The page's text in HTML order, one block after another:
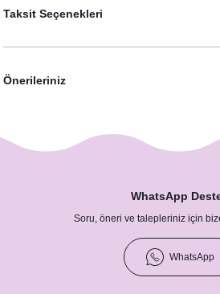
Taksit Seçenekleri
Önerileriniz
WhatsApp
Soru, öneri ve talepleriniz için
WhatsApp